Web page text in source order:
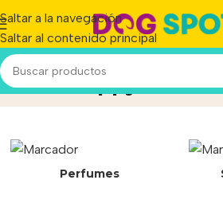
Saltar a la navegación
Saltar al contenido principal
Maxi PuppyInicio/
Perfumes